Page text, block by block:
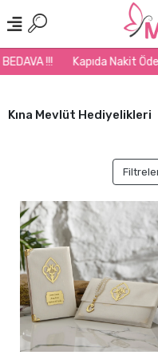
Kapıda Nakit Ödeme İmkanı
Kına Mevlüt Hediyelikleri